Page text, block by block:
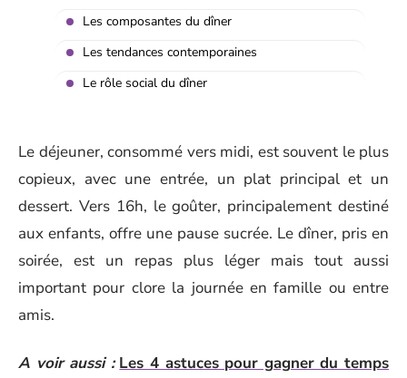
Les composantes du dîner
Les tendances contemporaines
Le rôle social du dîner
Le déjeuner, consommé vers midi, est souvent le plus
copieux, avec une entrée, un plat principal et un
dessert. Vers 16h, le goûter, principalement destiné
aux enfants, offre une pause sucrée. Le dîner, pris en
soirée, est un repas plus léger mais tout aussi
important pour clore la journée en famille ou entre
amis.
A voir aussi : Les 4 astuces pour gagner du temps